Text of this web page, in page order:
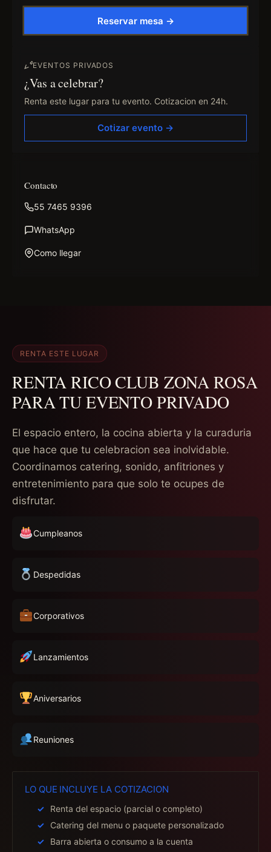
Reservar mesa →
EVENTOS PRIVADOS
¿Vas a celebrar?
Renta este lugar para tu evento. Cotizacion en 24h.
Cotizar evento →
Contacto
55 7465 9396
WhatsApp
Como llegar
RENTA ESTE LUGAR
RENTA RICO CLUB ZONA ROSA
PARA TU EVENTO PRIVADO
El espacio entero, la cocina abierta y la curaduria
que hace que tu celebracion sea inolvidable.
Coordinamos catering, sonido, anfitriones y
entretenimiento para que solo te ocupes de
disfrutar.
Cumpleanos
Despedidas
Corporativos
Lanzamientos
Aniversarios
Reuniones
LO QUE INCLUYE LA COTIZACION
Renta del espacio (parcial o completo)
Catering del menu o paquete personalizado
Barra abierta o consumo a la cuenta